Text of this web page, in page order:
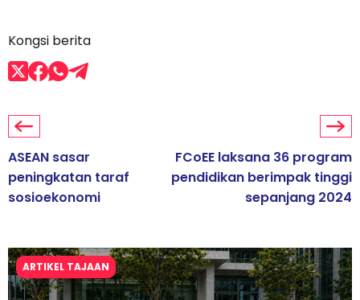
Kongsi berita
ASEAN sasar
peningkatan taraf
sosioekonomi
FCoEE laksana 36 program
pendidikan berimpak tinggi
sepanjang 2024
ARTIKEL TAJAAN